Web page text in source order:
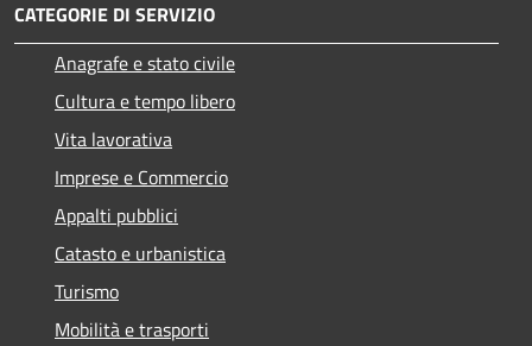
CATEGORIE DI SERVIZIO
Anagrafe e stato civile
Cultura e tempo libero
Vita lavorativa
Imprese e Commercio
Appalti pubblici
Catasto e urbanistica
Turismo
Mobilità e trasporti